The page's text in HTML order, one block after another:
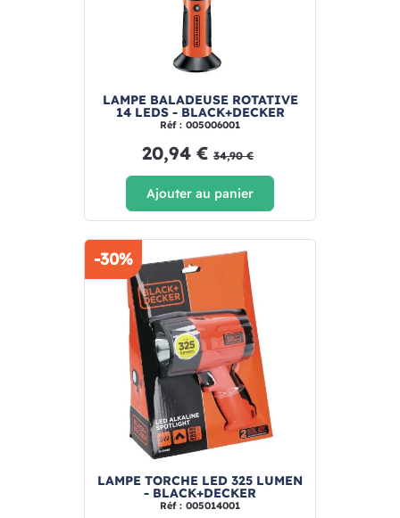
LAMPE BALADEUSE ROTATIVE
14 LEDS - BLACK+DECKER
Réf : 005006001
20,94 € 34,90 €
Ajouter au panier
-30%
LAMPE TORCHE LED 325 LUMEN
- BLACK+DECKER
Réf : 005014001